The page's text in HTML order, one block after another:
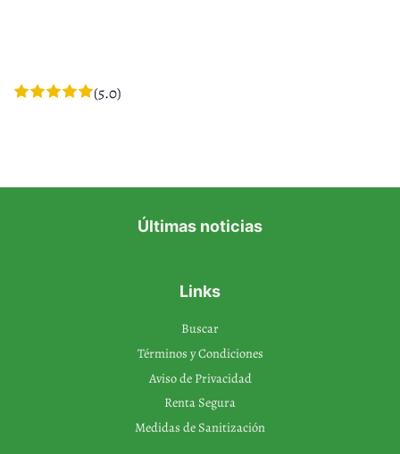
(5.0)
Últimas noticias
Links
Buscar
Términos y Condiciones
Aviso de Privacidad
Renta Segura
Medidas de Sanitización